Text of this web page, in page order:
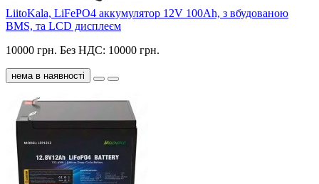
LiitoKala, LiFePO4 аккумулятор 12V 100Ah, з вбудованою
BMS, та LCD дисплеєм
10000 грн. Без НДС: 10000 грн.
нема в наявності